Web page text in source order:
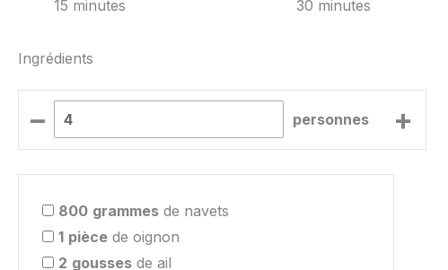
15 minutes 30 minutes
Ingrédients
– personnes +
800 grammes de navets
1 pièce de oignon
2 gousses de ail